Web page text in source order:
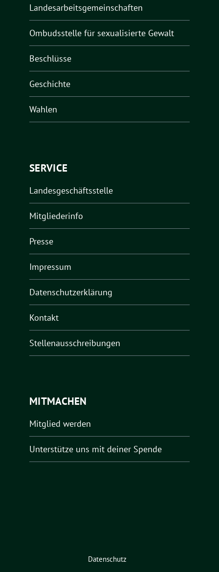
Landesarbeitsgemeinschaften
Ombudsstelle für sexualisierte Gewalt
Beschlüsse
Geschichte
Wahlen
SERVICE
Landesgeschäftsstelle
Mitgliederinfo
Presse
Impressum
Datenschutzerklärung
Kontakt
Stellenausschreibungen
MITMACHEN
Mitglied werden
Unterstütze uns mit deiner Spende
Datenschutz